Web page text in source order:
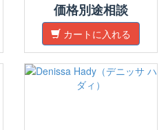
価格別途相談
カートに入れる